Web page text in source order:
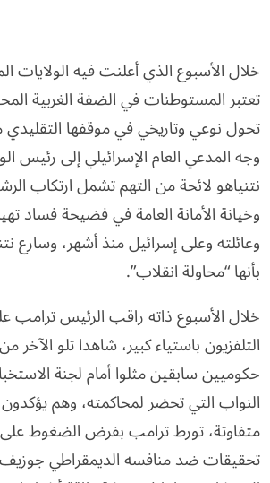
خلال الأسبوع الذي أعلنت فيه الولايات
تعتبر المستوطنات في الضفة الغربية
تحول نوعي وتاريخي في موقفها
وجه المدعي العام الإسرائيلي إلى رئيس
نتنياهو لائحة من التهم تشمل ارتكاب
وخيانة الأمانة العامة في فضيحة فساد
وعائلته وعلى إسرائيل منذ أشهر، وسارع
بأنها “محاولة انقلاب”.
خلال الأسبوع ذاته راقب الرئيس
التلفزيون باستياء كبير، شاهدا تلو
حكوميين سابقين مثلوا أمام لجنة
النواب التي تحضر لمحاكمته، وهم
متفاوتة، تورط ترامب بفرض الضغوط على
تحقيقات ضد منافسه الديمقراطي جوزيف